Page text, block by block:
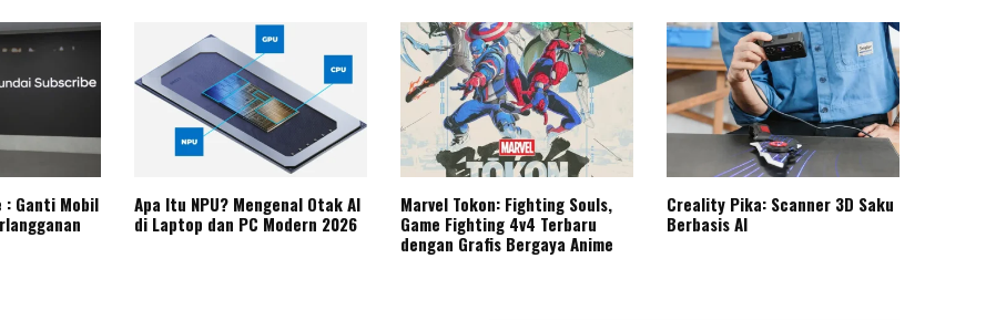
: Ganti Mobil
Apa Itu NPU? Mengenal Otak AI
di Laptop dan PC Modern 2026
Marvel Tokon: Fighting Souls,
Game Fighting 4v4 Terbaru
dengan Grafis Bergaya Anime
Creality Pika: Scanner 3D Saku
Berbasis AI